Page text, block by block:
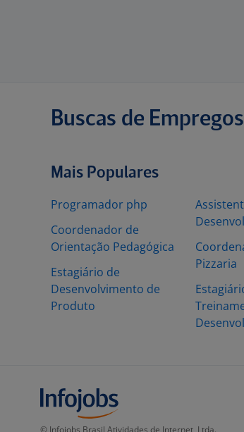
Buscas de
Mais Populares
Programador php
Coordenador de
Orientação Pedagógica
Estagiário de
Desenvolvimento de
Produto
Pizzaria
© Infojobs Brasil Atividades de Internet, Ltda.